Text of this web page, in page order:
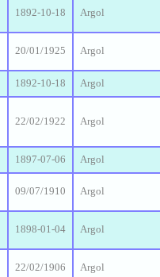
1892-10-18 Argol
20/01/1925 Argol
1892-10-18 Argol
22/02/1922 Argol
1897-07-06 Argol
09/07/1910 Argol
1898-01-04 Argol
22/02/1906 Argol